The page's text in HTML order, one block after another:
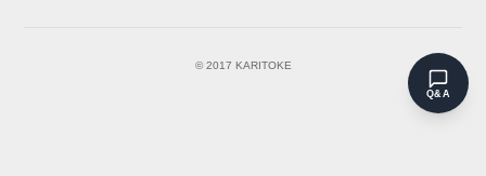
© 2017 KARITOKE
Q&A